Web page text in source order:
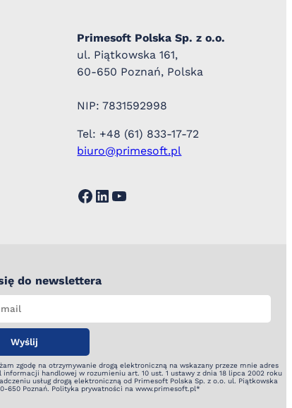
Primesoft Polska Sp. z o.o.
ul. Piątkowska 161,
60-650 Poznań, Polska
NIP: 7831592998
Tel: +48 (61) 833-17-72
biuro@primesoft.pl
Facebook LinkedIn YouTube
do newslettera
zgodę na otrzymywanie drogą elektroniczną na wskazany przeze mnie adres
informacji handlowej w rozumieniu art. 10 ust. 1 ustawy z dnia 18 lipca 2002 roku
usług drogą elektroniczną od Primesoft Polska Sp. z o.o. ul. Piątkowska
650 Poznań. Polityka prywatności na www.primesoft.pl*